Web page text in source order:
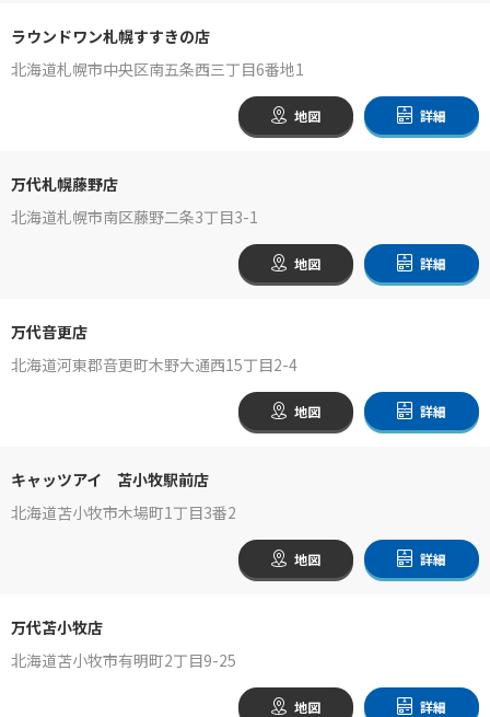
ラウンドワン札幌すすきの店
北海道札幌市中央区南五条西三丁目6番地1
地図 詳細
万代札幌藤野店
北海道札幌市南区藤野二条3丁目3-1
地図 詳細
万代音更店
北海道河東郡音更町木野大通西15丁目2-4
地図 詳細
キャッツアイ 苫小牧駅前店
北海道苫小牧市木場町1丁目3番2
地図 詳細
万代苫小牧店
北海道苫小牧市有明町2丁目9-25
地図 詳細